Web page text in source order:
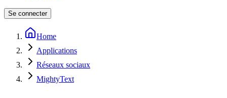
Se connecter
Home
Applications
Réseaux sociaux
MightyText